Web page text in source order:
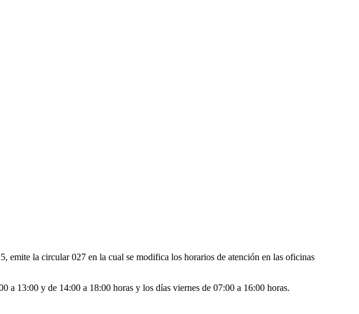
emite la circular 027 en la cual se modifica los horarios de atención en las oficinas
a 13:00 y de 14:00 a 18:00 horas y los días viernes de 07:00 a 16:00 horas.